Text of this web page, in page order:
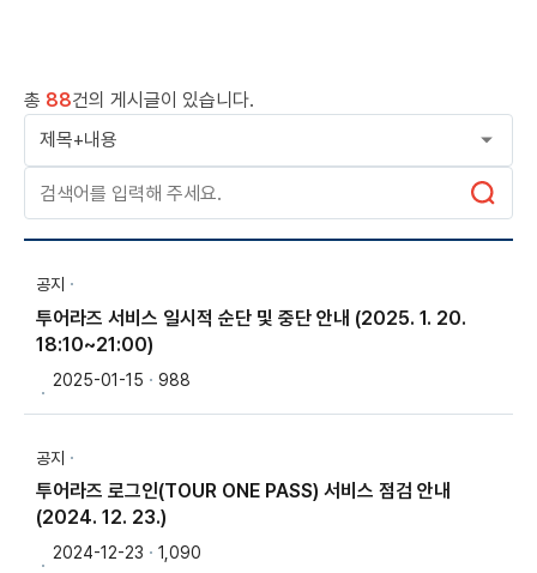
총 88건의 게시글이 있습니다.
공지
투어라즈 서비스 일시적 순단 및 중단 안내 (2025. 1. 20.
18:10~21:00)
2025-01-15 988
공지
투어라즈 로그인(TOUR ONE PASS) 서비스 점검 안내
(2024. 12. 23.)
2024-12-23 1,090